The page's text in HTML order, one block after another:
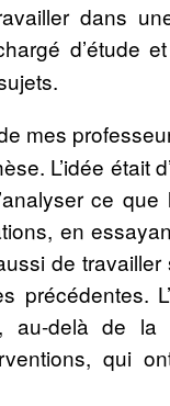
dans
d’étude
mes
L’idée était
ce
en
de
précédentes.
au-delà de
qui